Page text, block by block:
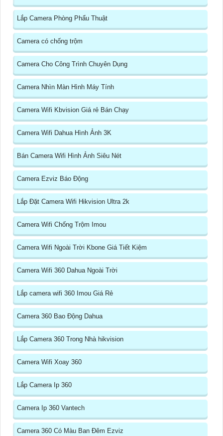
Lắp Camera Phòng Phẩu Thuật
Camera có chống trộm
Camera Cho Công Trình Chuyên Dụng
Camera Nhìn Màn Hình Máy Tính
Camera Wifi Kbvision Giá rẻ Bán Chạy
Camera Wifi Dahua Hình Ảnh 3K
Bán Camera Wifi Hình Ảnh Siêu Nét
Camera Ezviz Báo Động
Lắp Đặt Camera Wifi Hikvision Ultra 2k
Camera Wifi Chống Trộm Imou
Camera Wifi Ngoài Trời Kbone Giá Tiết Kiệm
Camera Wifi 360 Dahua Ngoài Trời
Lắp camera wifi 360 Imou Giá Rẻ
Camera 360 Bao Động Dahua
Lắp Camera 360 Trong Nhà hikvision
Camera Wifi Xoay 360
Lắp Camera Ip 360
Camera Ip 360 Vantech
Camera 360 Có Màu Ban Đêm Ezviz